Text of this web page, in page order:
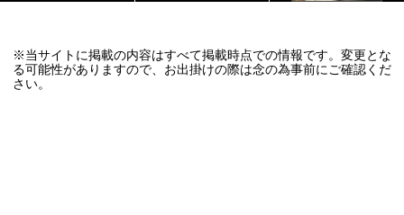
※当サイトに掲載の内容はすべて掲載時点での情報です。変更とな
る可能性がありますので、お出掛けの際は念の為事前にご確認くだ
さい。